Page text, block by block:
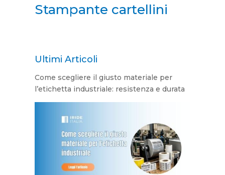
Stampante cartellini
Ultimi Articoli
Come scegliere il giusto materiale per
l’etichetta industriale: resistenza e durata